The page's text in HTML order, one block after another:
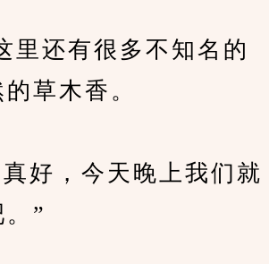
还有很多不知名的
草木香。
，今天晚上我们就
”